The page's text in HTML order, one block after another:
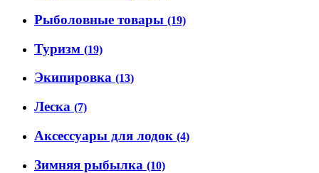
Рыболовные товары (19)
Туризм (19)
Экипировка (13)
Леска (7)
Аксессуары для лодок (4)
Зимняя рыбылка (10)